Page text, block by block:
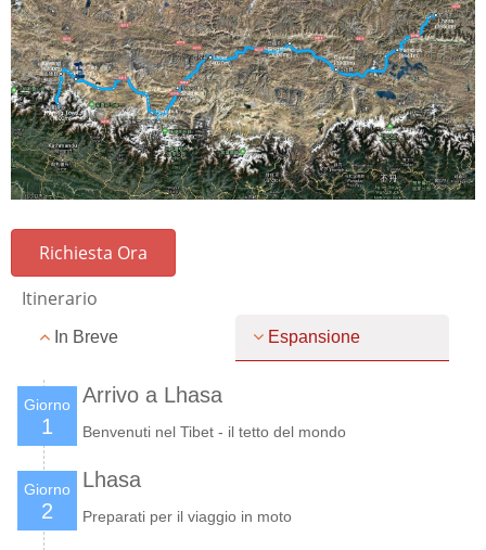
Richiesta Ora
Itinerario
In Breve Espansione
Giorno
1
Arrivo a Lhasa
Benvenuti nel Tibet - il tetto del mondo
Giorno
2
Lhasa
Preparati per il viaggio in moto